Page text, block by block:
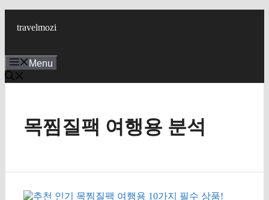
travelmozi
Menu
목찜질팩 여행용 분석